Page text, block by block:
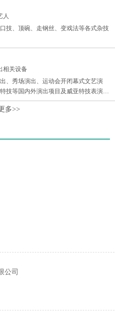
品牌发布酒会
人
技、顶碗、走钢丝、变戏法等各式杂技
相关设备
、秀场演出、运动会开闭幕式文艺演
技等国内外演出项目及威亚特技表演设
设计与制作。
多>>
公司